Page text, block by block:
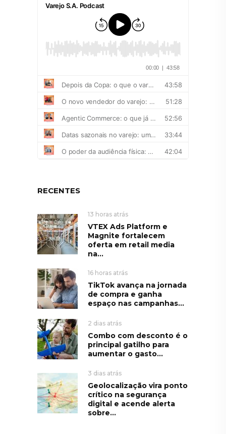
RECENTES
13 horas atrás
VTEX Ads Platform e
Magnite fortalecem
oferta em retail media
na...
16 horas atrás
TikTok avança na jornada
de compra e ganha
espaço nas campanhas...
2 dias atrás
Combo com desconto é o
principal gatilho para
aumentar o gasto...
3 dias atrás
Geolocalização vira ponto
crítico na segurança
digital e acende alerta
sobre...